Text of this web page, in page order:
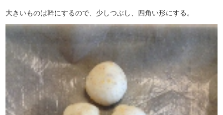
大きいものは幹にするので、少しつぶし、四角い形にする。